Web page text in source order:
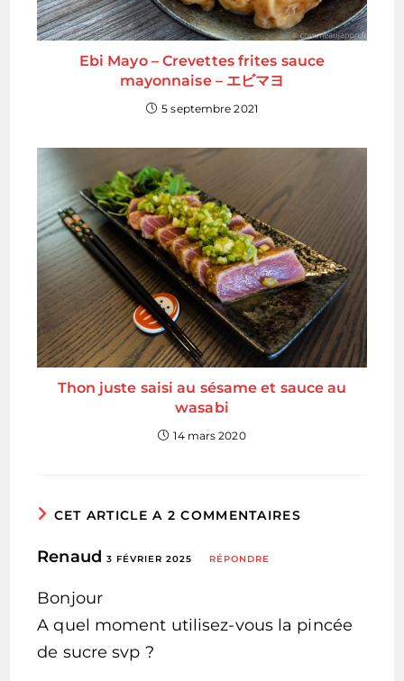
Ebi Mayo – Crevettes frites sauce
mayonnaise – エビマヨ
5 septembre 2021
Thon juste saisi au sésame et sauce au
wasabi
14 mars 2020
CET ARTICLE A 2 COMMENTAIRES
Renaud 3 FÉVRIER 2025 RÉPONDRE
Bonjour
A quel moment utilisez-vous la pincée
de sucre svp ?